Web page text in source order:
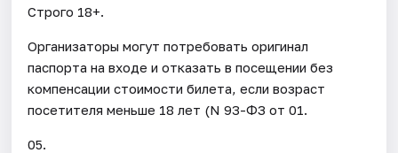
Строго 18+.
Организаторы могут потребовать оригинал
паспорта на входе и отказать в посещении без
компенсации стоимости билета, если возраст
посетителя меньше 18 лет (N 93-ФЗ от 01.
05.